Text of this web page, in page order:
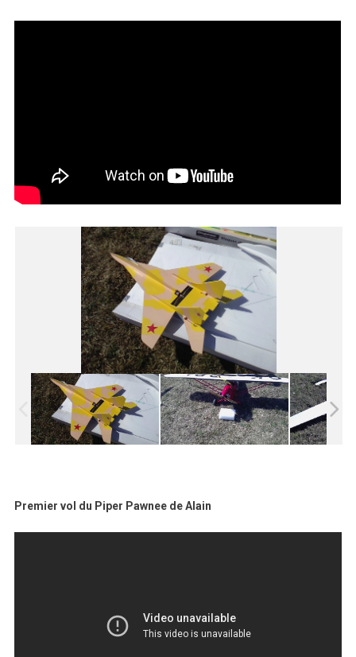
Premier vol du Piper Pawnee de Alain